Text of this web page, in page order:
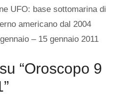
UFO: base sottomarina di
americano dal 2004
– 15 gennaio 2011
“Oroscopo 9